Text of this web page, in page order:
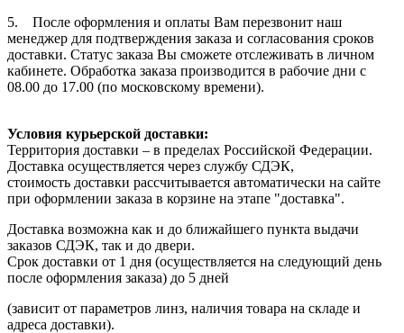
5. После оформления и оплаты Вам перезвонит наш
менеджер для подтверждения заказа и согласования сроков
доставки. Статус заказа Вы сможете отслеживать в личном
кабинете. Обработка заказа производится в рабочие дни с
08.00 до 17.00 (по московскому времени).
Условия курьерской доставки:
Территория доставки – в пределах Российской Федерации.
Доставка осуществляется через службу СДЭК,
стоимость доставки рассчитывается автоматически на сайте
при оформлении заказа в корзине на этапе "доставка".
Доставка возможна как и до ближайшего пункта выдачи
заказов СДЭК, так и до двери.
Срок доставки от 1 дня (осуществляется на следующий день
после оформления заказа) до 5 дней
(зависит от параметров линз, наличия товара на складе и
адреса доставки).